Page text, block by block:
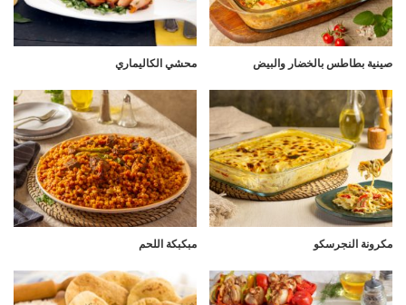
صينية بطاطس بالخضار والبيض محشي الكاليماري
مكرونة النجرسكو مبكبكة اللحم